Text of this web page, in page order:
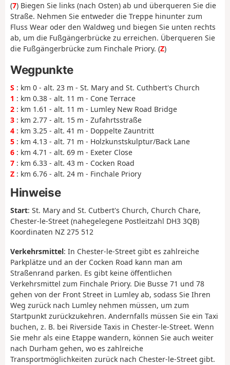
(7) Biegen Sie links (nach Osten) ab und überqueren Sie die
Straße. Nehmen Sie entweder die Treppe hinunter zum
Fluss Wear oder den Waldweg und biegen Sie unten rechts
ab, um die Fußgängerbrücke zu erreichen. Überqueren Sie
die Fußgängerbrücke zum Finchale Priory. (Z)
Wegpunkte
S : km 0 - alt. 23 m - St. Mary and St. Cuthbert's Church
1 : km 0.38 - alt. 11 m - Cone Terrace
2 : km 1.61 - alt. 11 m - Lumley New Road Bridge
3 : km 2.77 - alt. 15 m - Zufahrtsstraße
4 : km 3.25 - alt. 41 m - Doppelte Zauntritt
5 : km 4.13 - alt. 71 m - Holzkunstskulptur/Back Lane
6 : km 4.71 - alt. 69 m - Exeter Close
7 : km 6.33 - alt. 43 m - Cocken Road
Z : km 6.76 - alt. 24 m - Finchale Priory
Hinweise
Start: St. Mary and St. Cutbert's Church, Church Chare,
Chester-le-Street (nahegelegene Postleitzahl DH3 3QB)
Koordinaten NZ 275 512
Verkehrsmittel: In Chester-le-Street gibt es zahlreiche
Parkplätze und an der Cocken Road kann man am
Straßenrand parken. Es gibt keine öffentlichen
Verkehrsmittel zum Finchale Priory. Die Busse 71 und 78
gehen von der Front Street in Lumley ab, sodass Sie Ihren
Weg zurück nach Lumley nehmen müssen, um zum
Startpunkt zurückzukehren. Andernfalls müssen Sie ein Taxi
buchen, z. B. bei Riverside Taxis in Chester-le-Street. Wenn
Sie mehr als eine Etappe wandern, können Sie auch weiter
nach Durham gehen, wo es zahlreiche
Transportmöglichkeiten zurück nach Chester-le-Street gibt.